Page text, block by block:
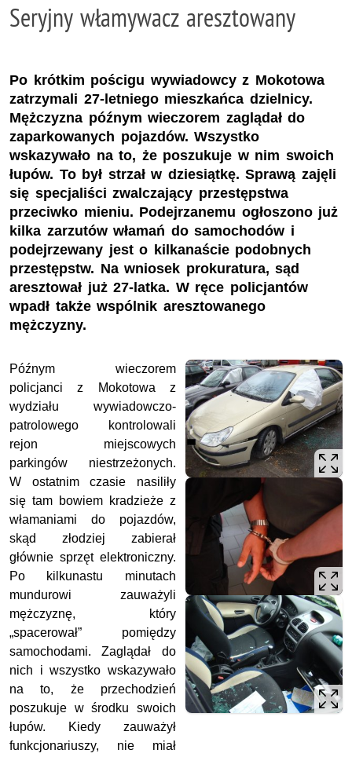
Seryjny włamywacz aresztowany
Po krótkim pościgu wywiadowcy z Mokotowa
zatrzymali 27-letniego mieszkańca dzielnicy.
Mężczyzna późnym wieczorem zaglądał do
zaparkowanych pojazdów. Wszystko
wskazywało na to, że poszukuje w nim swoich
łupów. To był strzał w dziesiątkę. Sprawą zajęli
się specjaliści zwalczający przestępstwa
przeciwko mieniu. Podejrzanemu ogłoszono już
kilka zarzutów włamań do samochodów i
podejrzewany jest o kilkanaście podobnych
przestępstw. Na wniosek prokuratura, sąd
aresztował już 27-latka. W ręce policjantów
wpadł także wspólnik aresztowanego
mężczyzny.
Późnym wieczorem
policjanci z Mokotowa z
wydziału wywiadowczo-
patrolowego kontrolowali
rejon miejscowych
parkingów niestrzeżonych.
W ostatnim czasie nasiliły
się tam bowiem kradzieże z
włamaniami do pojazdów,
skąd złodziej zabierał
głównie sprzęt elektroniczny.
Po kilkunastu minutach
mundurowi zauważyli
mężczyznę, który
„spacerował” pomiędzy
samochodami. Zaglądał do
nich i wszystko wskazywało
na to, że przechodzień
poszukuje w środku swoich
łupów. Kiedy zauważył
funkcjonariuszy, nie miał